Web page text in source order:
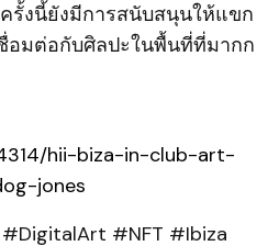
รั้งนี้ยังมีการสนับสนุนให้แขก
อมต่อกับศิลปะในพื้นที่ที่มากก
hii-biza-in-club-art-
jones
#DigitalArt #NFT #Ibiza